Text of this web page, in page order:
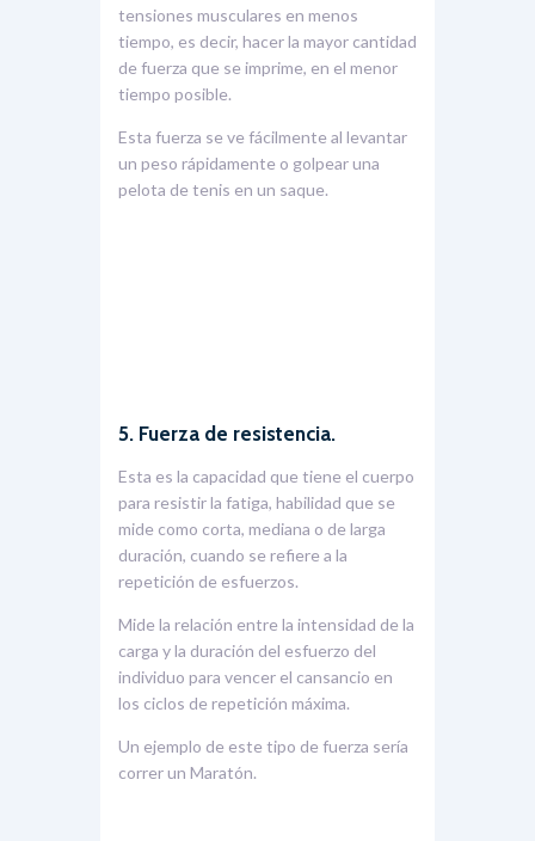
tensiones musculares en menos
tiempo, es decir, hacer la mayor cantidad
de fuerza que se imprime, en el menor
tiempo posible.
Esta fuerza se ve fácilmente al levantar
un peso rápidamente o golpear una
pelota de tenis en un saque.
5. Fuerza de resistencia.
Esta es la capacidad que tiene el cuerpo
para resistir la fatiga, habilidad que se
mide como corta, mediana o de larga
duración, cuando se refiere a la
repetición de esfuerzos.
Mide la relación entre la intensidad de la
carga y la duración del esfuerzo del
individuo para vencer el cansancio en
los ciclos de repetición máxima.
Un ejemplo de este tipo de fuerza sería
correr un Maratón.